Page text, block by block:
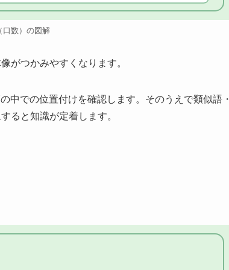
口数）の図解
がつかみやすくなります。
中での位置付けを確認します。そのうえで類似語・
ると知識が定着します。